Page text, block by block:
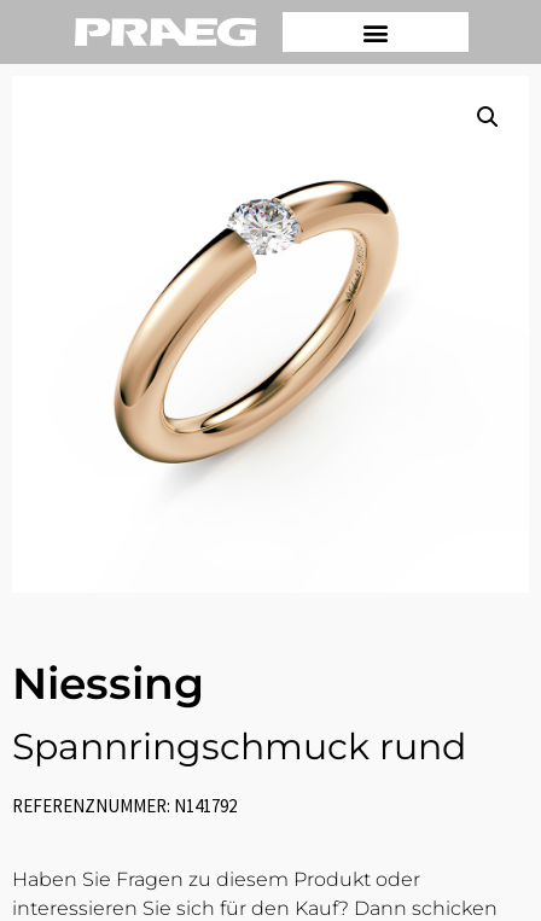
Niessing
Spannringschmuck rund
REFERENZNUMMER: N141792
Haben Sie Fragen zu diesem Produkt oder
interessieren Sie sich für den Kauf? Dann schicken